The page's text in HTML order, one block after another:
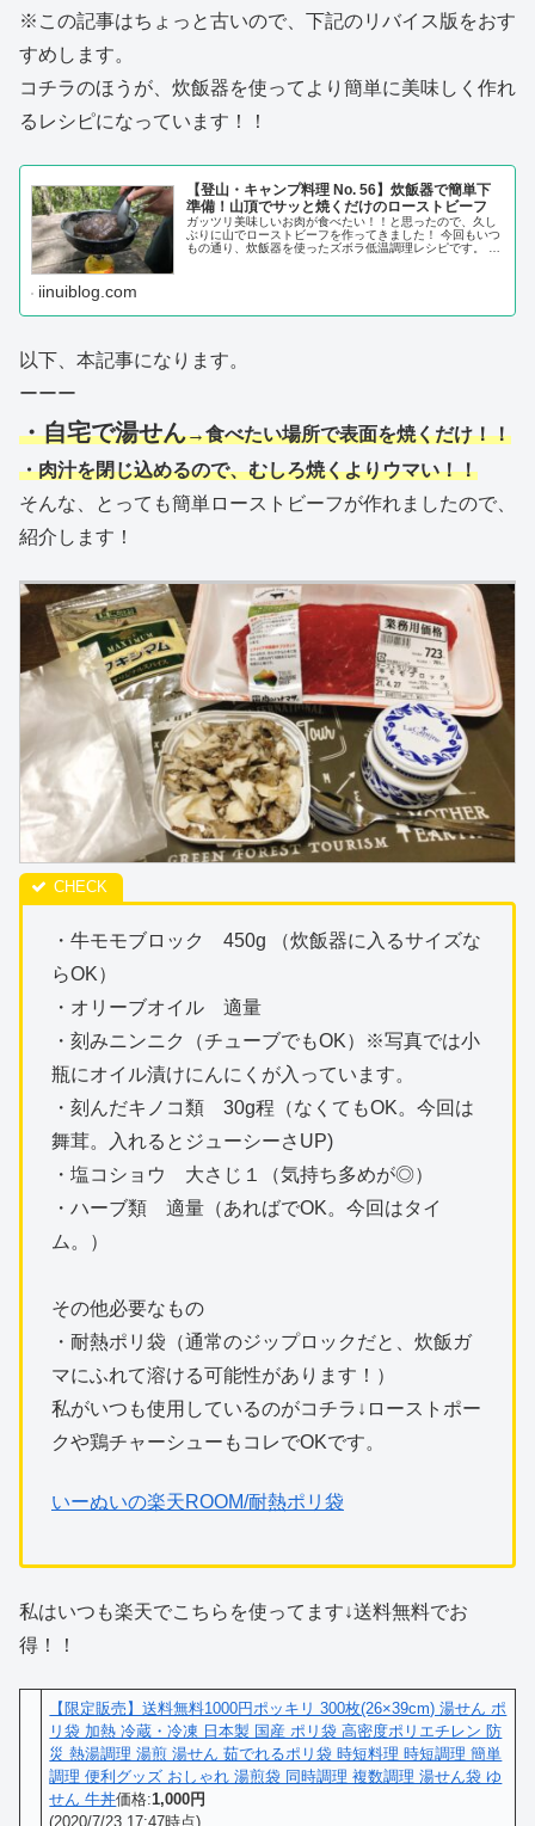
※この記事はちょっと古いので、下記のリバイス版をおす
すめします。
コチラのほうが、炊飯器を使ってより簡単に美味しく作れ
るレシピになっています！！
【登山・キャンプ料理 No. 56】炊飯器で簡単下
準備！山頂でサッと焼くだけのローストビーフ
ガッツリ美味しいお肉が食べたい！！と思ったので、久し
ぶりに山でローストビーフを作ってきました！ 今回もいつ
もの通り、炊飯器を使ったズボラ低温調理レシピです。 唯
iinuiblog.com
以下、本記事になります。
ーーー
・自宅で湯せん→食べたい場所で表面を焼くだけ！！
・肉汁を閉じ込めるので、むしろ焼くよりウマい！！
そんな、とっても簡単ローストビーフが作れましたので、
紹介します！
・牛モモブロック 450g （炊飯器に入るサイズな
らOK）
・オリーブオイル 適量
・刻みニンニク（チューブでもOK）※写真では小
瓶にオイル漬けにんにくが入っています。
・刻んだキノコ類 30g程（なくてもOK。今回は
舞茸。入れるとジューシーさUP)
・塩コショウ 大さじ１（気持ち多めが◎）
・ハーブ類 適量（あればでOK。今回はタイ
ム。）
その他必要なもの
・耐熱ポリ袋（通常のジップロックだと、炊飯ガ
マにふれて溶ける可能性があります！）
私がいつも使用しているのがコチラ↓ローストポー
クや鶏チャーシューもコレでOKです。
いーぬいの楽天ROOM/耐熱ポリ袋
私はいつも楽天でこちらを使ってます↓送料無料でお
得！！
【限定販売】送料無料1000円ポッキリ 300枚(26×39cm) 湯せん ポ
リ袋 加熱 冷蔵・冷凍 日本製 国産 ポリ袋 高密度ポリエチレン 防
災 熱湯調理 湯煎 湯せん 茹でれるポリ袋 時短料理 時短調理 簡単
調理 便利グッズ おしゃれ 湯煎袋 同時調理 複数調理 湯せん袋 ゆ
せん 牛丼価格:1,000円
(2020/7/23 17:47時点)